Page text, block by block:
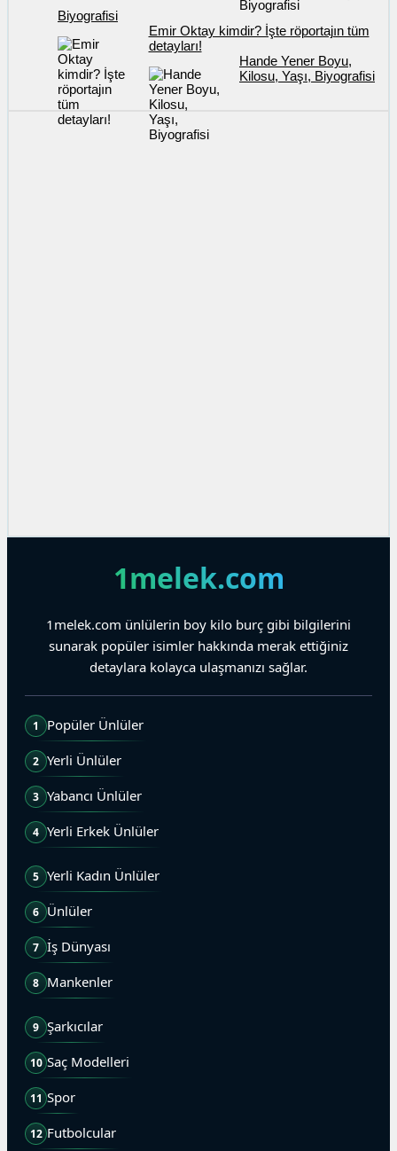
Biyografisi
Emir Oktay kimdir? İşte röportajın tüm
detayları!
Hande Yener Boyu,
Kilosu, Yaşı, Biyografisi
1melek.com
1melek.com ünlülerin boy kilo burç gibi bilgilerini
sunarak popüler isimler hakkında merak ettiğiniz
detaylara kolayca ulaşmanızı sağlar.
1 Popüler Ünlüler
2 Yerli Ünlüler
3 Yabancı Ünlüler
4 Yerli Erkek Ünlüler
5 Yerli Kadın Ünlüler
6 Ünlüler
7 İş Dünyası
8 Mankenler
9 Şarkıcılar
10 Saç Modelleri
11 Spor
12 Futbolcular